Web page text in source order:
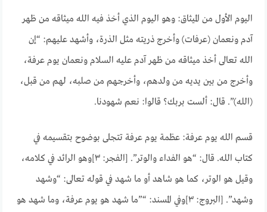
اليوم الأول من الميثاق: وهو اليوم الذي أخذ فيه الله ميثاقه من ظهر
آدم ونعمان (عرفات) وأخرج ذريته مثل الذرة، وأشهد عليهم: “إن
الله تعالى أخذ ميثاقه من ظهر آدم عليه السلام ونعمان يوم عرفة،
وأخرج من بين يديه من ولدهم، وأخرجهم من صلبه، لهم من قبل،
(الله)”. قال: ألست بربك؟ قالوا: نعم شهودنا.
قسم الله يوم عرفة: عظمة يوم عرفة تتجلى بوضوح بتقسيمه في
كتاب الله. قال: “هو الفداء والوتر”. [الفجر: ٣]وهو الرائد في كلامه،
وقيل هو الوتر، كما هو شاهد أو ما شهد في قوله تعالى: “وشهد
وشهد”. [البروج: ٣]وفي المسند: “”ما شهد هو يوم عرفة، وما شهد هو